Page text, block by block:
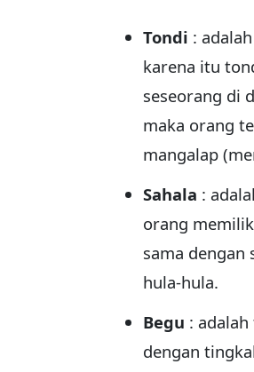
Tondi :
karena itu
seseorang di
maka orang
mangalap
Sahala :
orang
sama
hula-hula.
Begu :
dengan